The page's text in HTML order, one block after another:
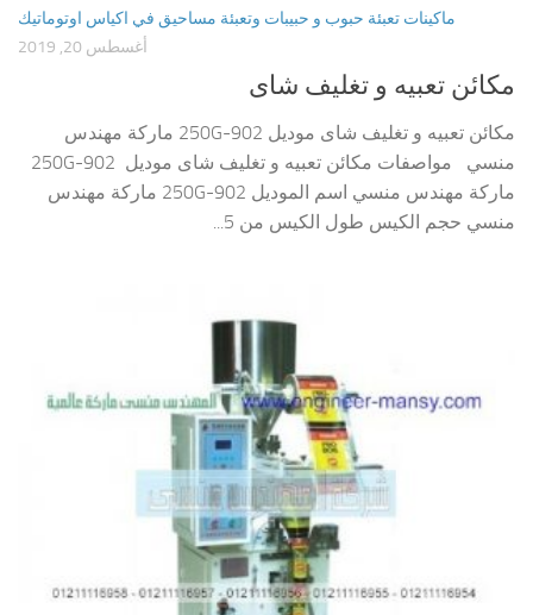
ماكينات تعبئة حبوب و حبيبات وتعبئة مساحيق في اكياس اوتوماتيك
أغسطس 20, 2019
مكائن تعبيه و تغليف شاى
مكائن تعبيه و تغليف شاى موديل 902-250G ماركة مهندس
منسي مواصفات مكائن تعبيه و تغليف شاى موديل 902-250G
ماركة مهندس منسي اسم الموديل 902-250G ماركة مهندس
منسي حجم الكيس طول الكيس من 5...